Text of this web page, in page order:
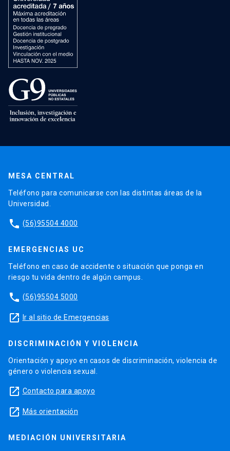
MESA CENTRAL
Teléfono para comunicarse con las distintas áreas de la
Universidad.
phone (56)95504 4000
EMERGENCIAS UC
Teléfono en caso de accidente o situación que ponga en
riesgo tu vida dentro de algún campus.
phone (56)95504 5000
launch Ir al sitio de Emergencias
DISCRIMINACIÓN Y VIOLENCIA
Orientación y apoyo en casos de discriminación, violencia de
género o violencia sexual.
launch Contacto para apoyo
launch Más orientación
MEDIACIÓN UNIVERSITARIA